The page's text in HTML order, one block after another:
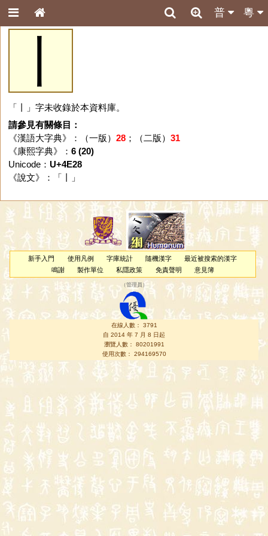
粵
普
「丨」字未收錄於本資料庫。
請參見有關條目：
《漢語大字典》：（一版） 28；（二版） 31
《康熙字典》： 6 (20)
Unicode： U+4E28
《說文》：「
」
新手入門 使用凡例 字庫統計 隨機漢字
最近被搜索的漢字
鳴謝
製作單位 私隱政策 免責聲明 意見簿
（管理員 ）
在線人數： 3791
自 2014 年 7 月 8 日起
瀏覽人數： 80201991
使用次數： 294169570